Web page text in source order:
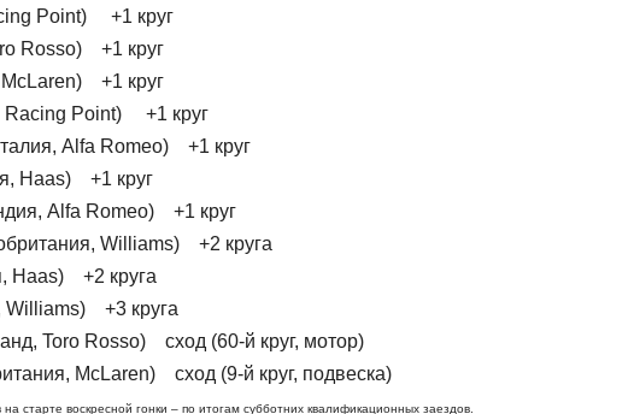
Point) +1 круг
Rosso) +1 круг
+1 круг
Racing Point) +1 круг
Alfa Romeo) +1 круг
Haas) +1 круг
Alfa Romeo) +1 круг
Williams) +2 круга
Haas) +2 круга
Williams) +3 круга
Toro Rosso) сход (60-й круг, мотор)
McLaren) сход (9-й круг, подвеска)
старте воскресной гонки – по итогам субботних квалификационных заездов.